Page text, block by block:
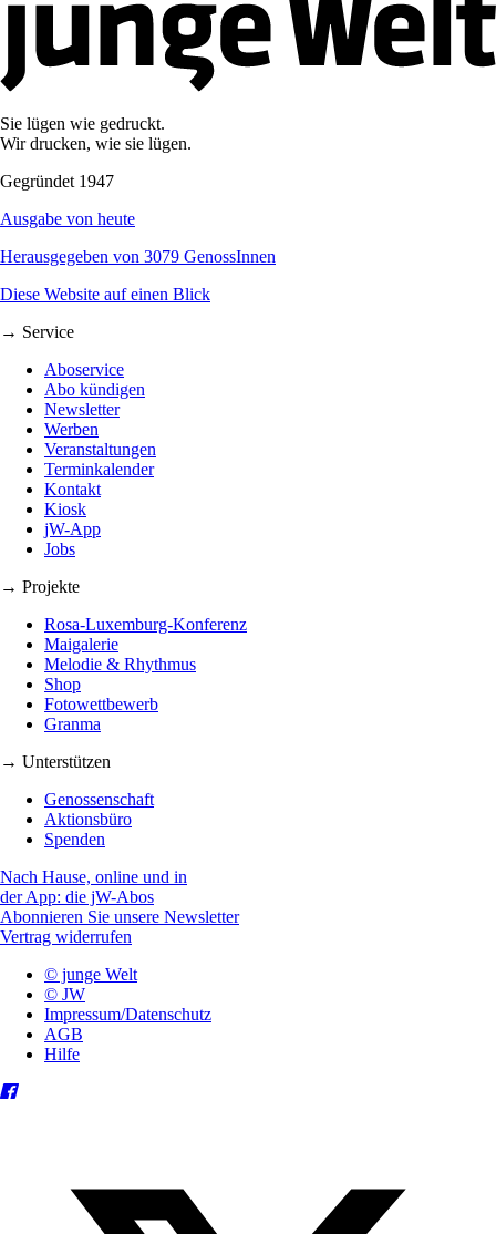
Sie lügen wie gedruckt.
Wir drucken, wie sie lügen.
Gegründet 1947
Ausgabe von heute
Herausgegeben von 3079 GenossInnen
Diese Website auf einen Blick
→ Service
Aboservice
Abo kündigen
Newsletter
Werben
Veranstaltungen
Terminkalender
Kontakt
Kiosk
jW-App
Jobs
→ Projekte
Rosa-Luxemburg-Konferenz
Maigalerie
Melodie & Rhythmus
Shop
Fotowettbewerb
Granma
→ Unterstützen
Genossenschaft
Aktionsbüro
Spenden
Nach Hause, online und in
der App: die jW-Abos
Abonnieren Sie unsere Newsletter
Vertrag widerrufen
© junge Welt
© JW
Impressum/Datenschutz
AGB
Hilfe